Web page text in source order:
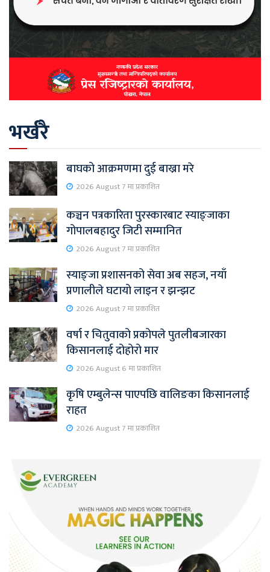
भर्खरै
बाघको आक्रमणमा दुई बाख्रा मरे
2026 August 7 मा प्रकाशित
कञ्चन पत्रकारिता पुरस्कारबाट स्याङ्जाका
गोपालबहादुर जिटी सम्मानित
2026 August 7 मा प्रकाशित
स्याङ्जा प्रशासनको सेवा अब सहज, नयाँ
प्रणालीले घटायो लाइन र झन्झट
2026 August 7 मा प्रकाशित
वर्षा र चितुवाको प्रकोपले पुतलीबजारका
किसानलाई दोहोरो मार
2026 August 6 मा प्रकाशित
कृषि एम्बुलेन्स पाएपछि वालिङका किसानलाई
राहत
2026 August 7 मा प्रकाशित